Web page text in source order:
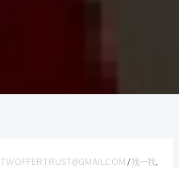
TWOFFERTRUST@GMAIL.COM /找一找,